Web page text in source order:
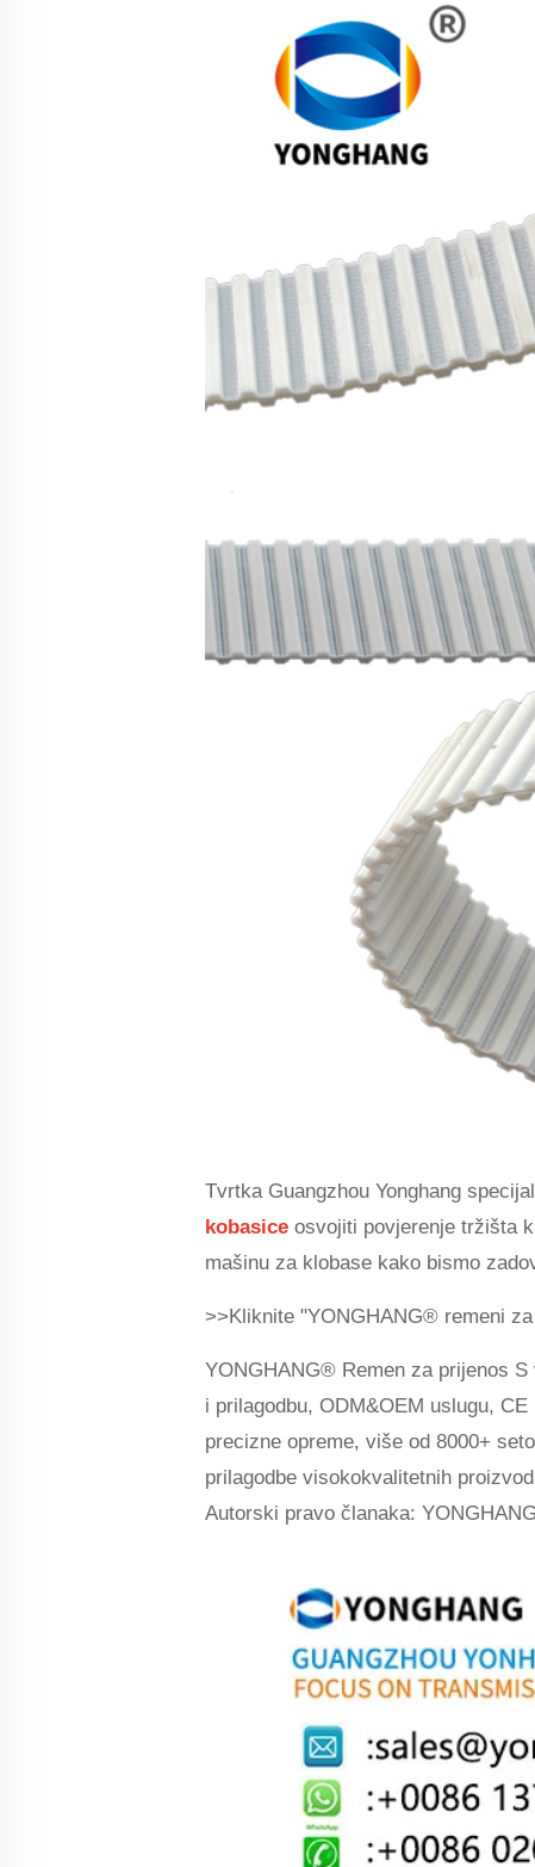
Tvrtka Guangzhou Yonghang
kobasice osvojiti povjerenje tržišta
mašinu za klobase kako bismo
>>Kliknite "YONGHANG® remeni
YONGHANG® Remen za prijenos
i prilagodbu, ODM&OEM uslugu,
precizne opreme, više od 8000+
prilagodbe visokokvalitetnih
Autorski pravo članaka: